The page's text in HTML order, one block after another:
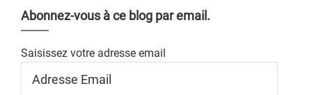
Abonnez-vous à ce blog par email.
Saisissez votre adresse email
Email